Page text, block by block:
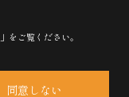
」をご覧ください。
同意しない